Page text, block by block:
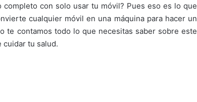
con solo usar tu móvil? Pues eso es lo que
cualquier móvil en una máquina para hacer un
te contamos todo lo que necesitas saber sobre este
tu salud.